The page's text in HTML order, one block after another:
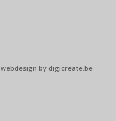
webdesign by digicreate.be